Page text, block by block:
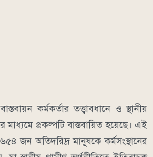
কর্মকর্তার তত্ত্বাবধানে ও স্থানীয়
প্রকল্পটি বাস্তবায়িত হয়েছে। এই
জন অতিদরিদ্র মানুষকে কর্মসংস্থানের